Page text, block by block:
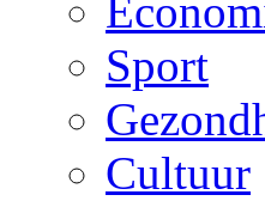
Sport
Cultuur